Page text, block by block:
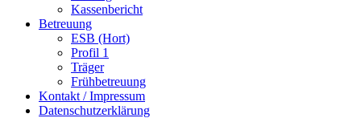
Kassenbericht
Betreuung
ESB (Hort)
Profil 1
Träger
Frühbetreuung
Kontakt / Impressum
Datenschutzerklärung